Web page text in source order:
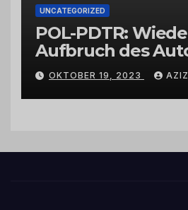
UNCATEGORIZED
POL-PDTR:
Aufbruch des
Hermeskeil am
OKTOBER 19, 2023 AZIZ